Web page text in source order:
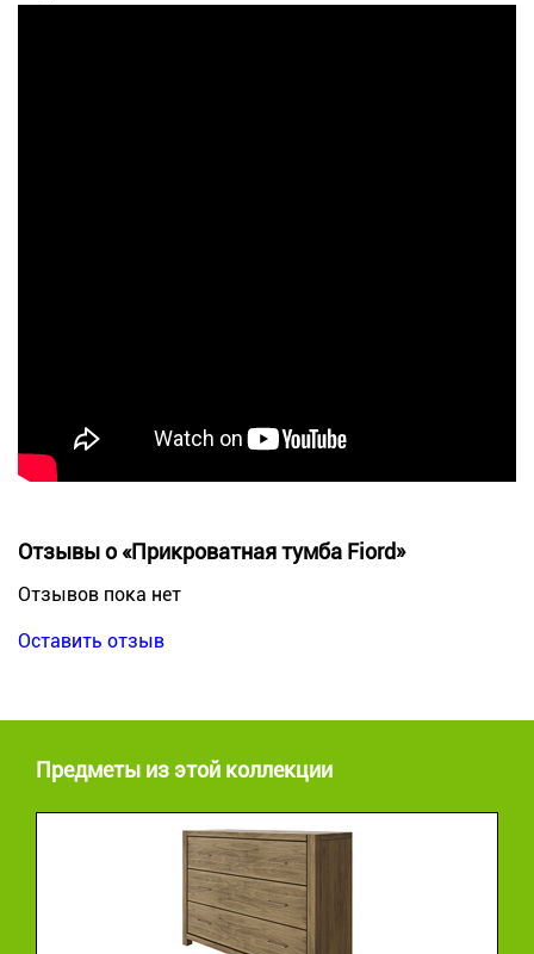
Отзывы о «Прикроватная тумба Fiord»
Отзывов пока нет
Оставить отзыв
Предметы из этой коллекции